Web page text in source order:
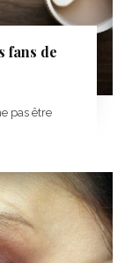
fans de
pas être